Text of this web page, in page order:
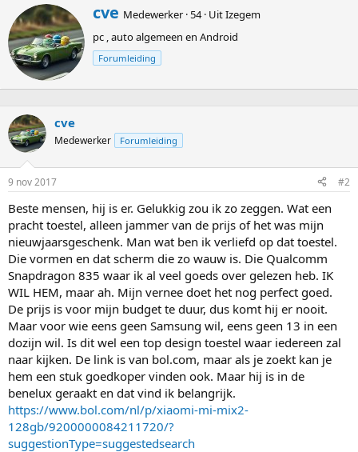
G
e
s
c
h
n
o
r
cve Medewerker · 54· UitIzegem
pc , auto algemeen en Android
Forumleiding
cve
Medewerker Forumleiding
9 nov 2017 #2
Beste mensen, hij is er. Gelukkig zou ik zo zeggen. Wat een
pracht toestel, alleen jammer van de prijs of het was mijn
nieuwjaarsgeschenk. Man wat ben ik verliefd op dat toestel.
Die vormen en dat scherm die zo wauw is. Die Qualcomm
Snapdragon 835 waar ik al veel goeds over gelezen heb. IK
WIL HEM, maar ah. Mijn vernee doet het nog perfect goed.
De prijs is voor mijn budget te duur, dus komt hij er nooit.
Maar voor wie eens geen Samsung wil, eens geen 13 in een
dozijn wil. Is dit wel een top design toestel waar iedereen zal
naar kijken. De link is van bol.com, maar als je zoekt kan je
hem een stuk goedkoper vinden ook. Maar hij is in de
benelux geraakt en dat vind ik belangrijk.
https://www.bol.com/nl/p/xiaomi-mi-mix2-
128gb/9200000084211720/?
suggestionType=suggestedsearch